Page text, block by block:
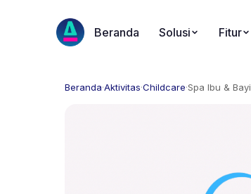
Beranda Solusi Fitur
Beranda·Aktivitas·Childcare·Spa Ibu & Bayi